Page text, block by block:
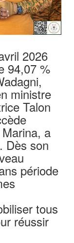
2026
94,07 %
ministre
Talon
a
Dès son
période
tous
réussir